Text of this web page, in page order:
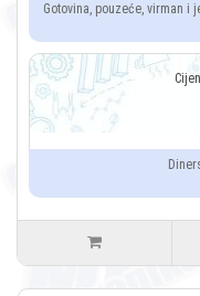
Gotovina, pouzeće, virman i